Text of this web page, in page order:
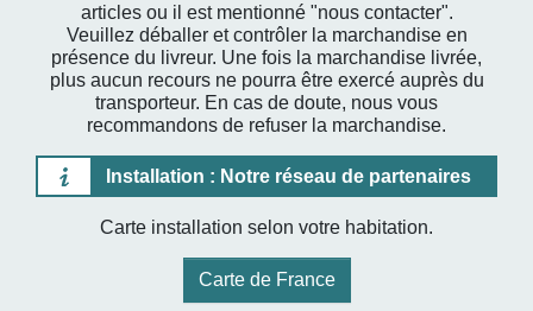
articles ou il est mentionné "nous contacter".
Veuillez déballer et contrôler la marchandise en
présence du livreur. Une fois la marchandise livrée,
plus aucun recours ne pourra être exercé auprès du
transporteur. En cas de doute, nous vous
recommandons de refuser la marchandise.
Installation : Notre réseau de partenaires
Carte installation selon votre habitation.
Carte de France